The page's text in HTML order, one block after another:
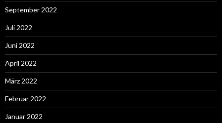
September 2022
Juli 2022
Juni 2022
April 2022
März 2022
Februar 2022
Januar 2022